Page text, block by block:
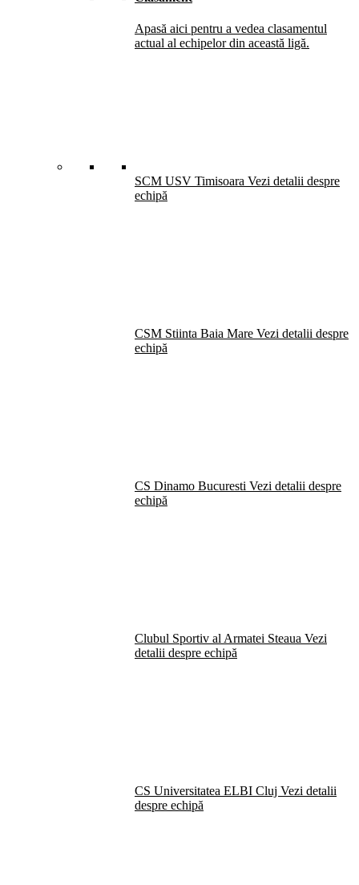
Apasă aici pentru a vedea clasamentul
actual al echipelor din această ligă.
SCM USV Timisoara Vezi detalii despre
echipă
CSM Stiinta Baia Mare Vezi detalii despre
echipă
CS Dinamo Bucuresti Vezi detalii despre
echipă
Clubul Sportiv al Armatei Steaua Vezi
detalii despre echipă
CS Universitatea ELBI Cluj Vezi detalii
despre echipă